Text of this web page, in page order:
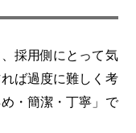
採用側にとって気
ば過度に難しく考
・簡潔・丁寧」で